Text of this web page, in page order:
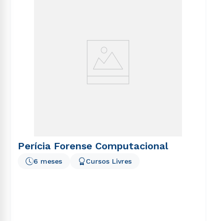
Perícia Forense Computacional
6 meses Cursos Livres